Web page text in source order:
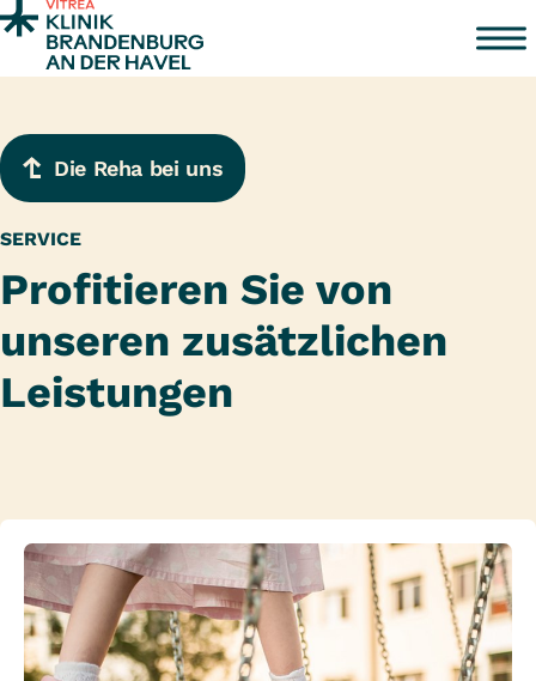
Zum Inhalt springen
Die Reha bei uns
SERVICE
Profitieren Sie von
unseren zusätzlichen
Leistungen